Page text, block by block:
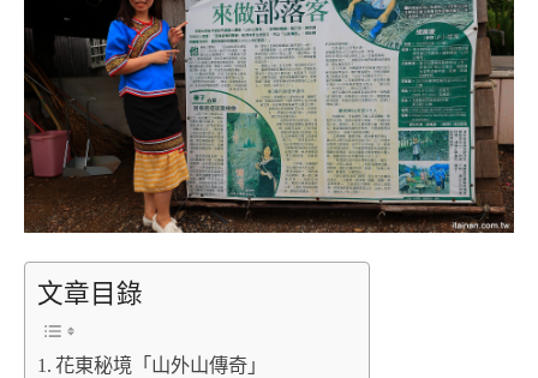
文章目錄
花東秘境「山外山傳奇」